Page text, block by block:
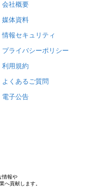
会社概要
媒体資料
情報セキュリティ
プライバシーポリシー
利用規約
よくあるご質問
電子公告
情報や
へ貢献します。